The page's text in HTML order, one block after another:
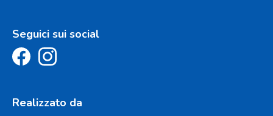
Seguici sui social
Realizzato da